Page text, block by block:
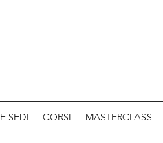
SEDI CORSI MASTERCLASS